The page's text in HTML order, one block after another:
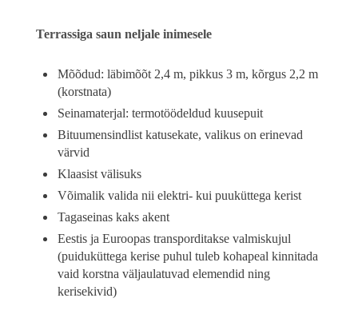
Terrassiga saun neljale inimesele
Mõõdud: läbimõõt 2,4 m, pikkus 3 m, kõrgus 2,2 m
(korstnata)
Seinamaterjal: termotöödeldud kuusepuit
Bituumensindlist katusekate, valikus on erinevad
värvid
Klaasist välisuks
Võimalik valida nii elektri- kui puuküttega kerist
Tagaseinas kaks akent
Eestis ja Euroopas transporditakse valmiskujul
(puiduküttega kerise puhul tuleb kohapeal kinnitada
vaid korstna väljaulatuvad elemendid ning
kerisekivid)